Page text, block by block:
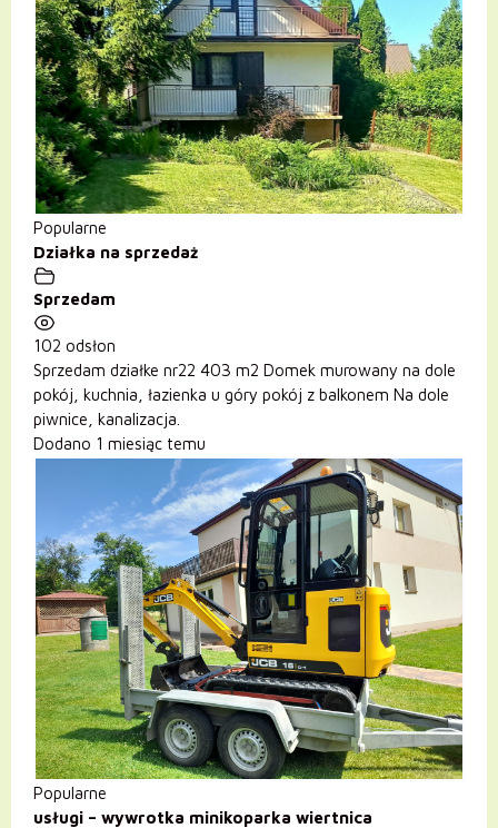
Popularne
Działka na sprzedaż
Sprzedam
102 odsłon
Sprzedam działke nr22 403 m2 Domek murowany na dole
pokój, kuchnia, łazienka u góry pokój z balkonem Na dole
piwnice, kanalizacja.
Dodano 1 miesiąc temu
Popularne
usługi – wywrotka minikoparka wiertnica